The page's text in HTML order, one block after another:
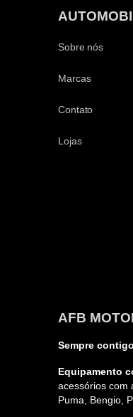
Sobre nós
Marcas
Contato
Lojas
AFB
Sempre
Equipamento
acessórios com
Puma, Bengio,